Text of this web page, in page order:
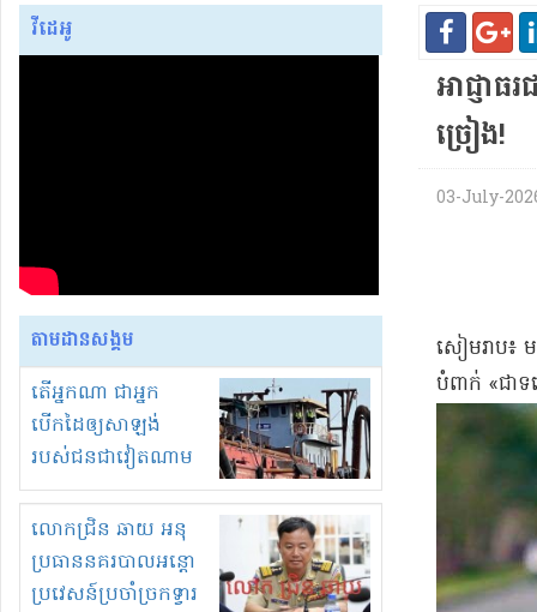
វីដេអូ
តាមដានសង្គម
តើអ្នកណា ជាអ្នក
បើកដៃឲ្យសាឡង់
របស់ជនជាវៀតណាម
ចូល មកខុស
ច្បាប់លួចបូមខ្សាច់នៅ
ក្នុងប្រទេសកម្ពុជា
លោកជ្រិន ឆាយ អនុ
ប្រធាននគរបាលអន្តោ
ប្រវេសន៍ប្រចាំច្រកទ្វារ
អាជ្ញាធ
ច្រៀង​!
03-July-
សៀមរាប​៖ ម
បំពាក់ «​ជា​ទ